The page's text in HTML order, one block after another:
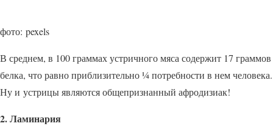
фото: pexels
В среднем, в 100 граммах устричного мяса содержит 17 граммов
белка, что равно приблизительно ¼ потребности в нем человека.
Ну и устрицы являются общепризнанный афродизиак!
2. Ламинария